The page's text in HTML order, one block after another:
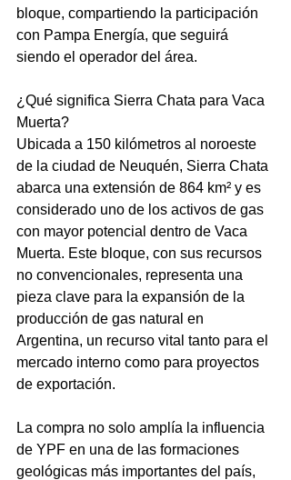
bloque, compartiendo la participación
con Pampa Energía, que seguirá
siendo el operador del área.
¿Qué significa Sierra Chata para Vaca
Muerta?
Ubicada a 150 kilómetros al noroeste
de la ciudad de Neuquén, Sierra Chata
abarca una extensión de 864 km² y es
considerado uno de los activos de gas
con mayor potencial dentro de Vaca
Muerta. Este bloque, con sus recursos
no convencionales, representa una
pieza clave para la expansión de la
producción de gas natural en
Argentina, un recurso vital tanto para el
mercado interno como para proyectos
de exportación.
La compra no solo amplía la influencia
de YPF en una de las formaciones
geológicas más importantes del país,